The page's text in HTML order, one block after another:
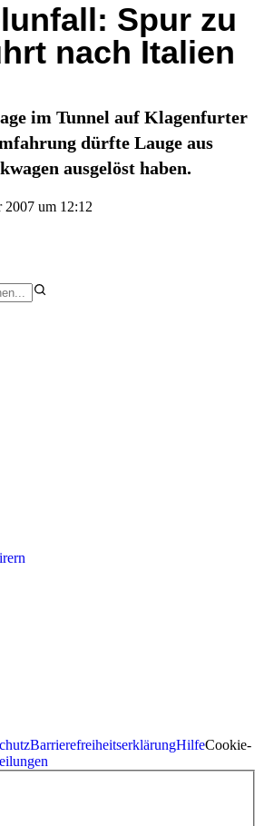
Spur zu
nach Italien
im Tunnel auf Klagenfurter
dürfte Lauge aus
ausgelöst haben.
2007 um 12:12
BarrierefreiheitserklärungHilfeCookie-